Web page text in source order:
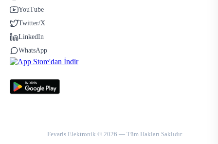
YouTube
Twitter/X
LinkedIn
WhatsApp
Fevaris Elektronik © 2026 — Tüm Hakları Saklıdır.